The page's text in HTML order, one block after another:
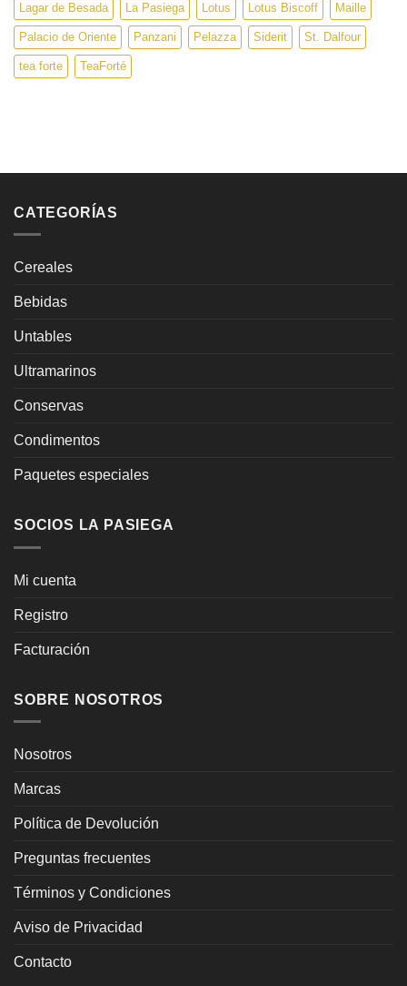
Lagar de Besada La Pasiega Lotus Lotus Biscoff Maille
Palacio de Oriente Panzani Pelazza Siderit St. Dalfour
tea forte TeaForté
CATEGORÍAS
Cereales
Bebidas
Untables
Ultramarinos
Conservas
Condimentos
Paquetes especiales
SOCIOS LA PASIEGA
Mi cuenta
Registro
Facturación
SOBRE NOSOTROS
Nosotros
Marcas
Política de Devolución
Preguntas frecuentes
Términos y Condiciones
Aviso de Privacidad
Contacto